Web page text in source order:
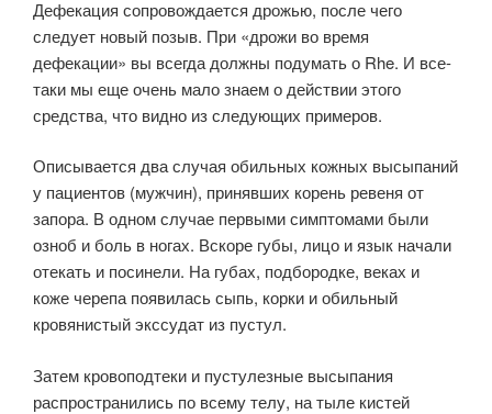
Дефекация сопровождается дрожью, после чего
следует новый позыв. При «дрожи во время
дефекации» вы всегда должны подумать о Rhe. И все-
таки мы еще очень мало знаем о действии этого
средства, что видно из следующих примеров.
Описывается два случая обильных кожных высыпаний
у пациентов (мужчин), принявших корень ревеня от
запора. В одном случае первыми симптомами были
озноб и боль в ногах. Вскоре губы, лицо и язык начали
отекать и посинели. На губах, подбородке, веках и
коже черепа появилась сыпь, корки и обильный
кровянистый экссудат из пустул.
Затем кровоподтеки и пустулезные высыпания
распространились по всему телу, на тыле кистей